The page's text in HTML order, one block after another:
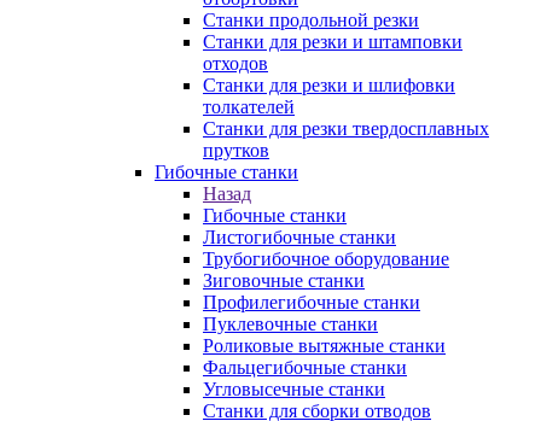
Станки продольной резки
Станки для резки и штамповки
отходов
Станки для резки и шлифовки
толкателей
Станки для резки твердосплавных
прутков
Гибочные станки
Назад
Гибочные станки
Листогибочные станки
Трубогибочное оборудование
Зиговочные станки
Профилегибочные станки
Пуклевочные станки
Роликовые вытяжные станки
Фальцегибочные станки
Угловысечные станки
Станки для сборки отводов